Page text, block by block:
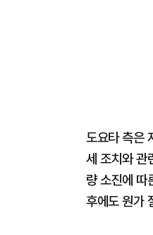
도요타 측은
세 조치와 관
량 소진에 따
후에도 원가